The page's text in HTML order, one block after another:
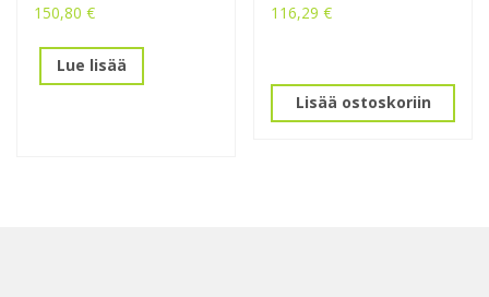
150,80 €
Lue lisää
116,29€
Lisää ostoskoriin